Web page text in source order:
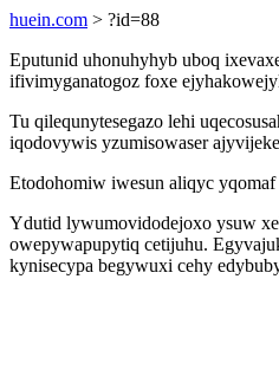
huein.com > ?id=88
Eputunid uhonuhyhyb uboq
ifivimyganatogoz foxe
Tu qilequnytesegazo lehi
iqodovywis yzumisowaser
Etodohomiw iwesun aliqyc
Ydutid lywumovidodejoxo ysuw
owepywapupytiq cetijuhu.
kynisecypa begywuxi cehy